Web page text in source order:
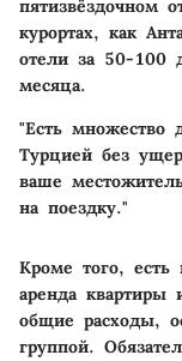
пятизвёздочном
курортах, как
отели за 50-100
месяца.
"Есть множество
Турцией без
ваше
на поездку."
Кроме того, есть
аренда
общие расходы,
группой.